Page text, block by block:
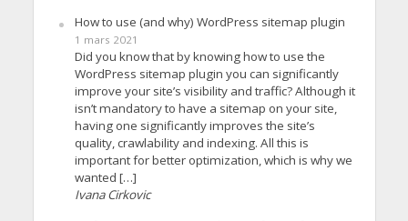
How to use (and why) WordPress sitemap plugin
1 mars 2021
Did you know that by knowing how to use the
WordPress sitemap plugin you can significantly
improve your site’s visibility and traffic? Although it
isn’t mandatory to have a sitemap on your site,
having one significantly improves the site’s
quality, crawlability and indexing. All this is
important for better optimization, which is why we
wanted […]
Ivana Cirkovic